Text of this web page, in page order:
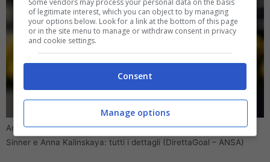
Arrivano dettagli sconcertanti sulla fine della storia tra Jannik
Sinner e Anna Kalinskaya: tutti i dettagli (DirettaGoal – ANSA)
Some vendors may process your personal data on the basis
of legitimate interest, which you can object to by managing
your options below. Look for a link at the bottom of this page
or in the site menu to manage or withdraw consent in privacy
and cookie settings.
Consent
Manage options